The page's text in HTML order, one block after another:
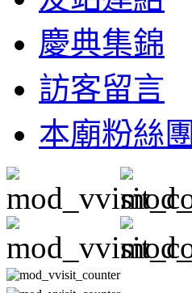
慶典集錦
訪客留言
本廟粉絲團